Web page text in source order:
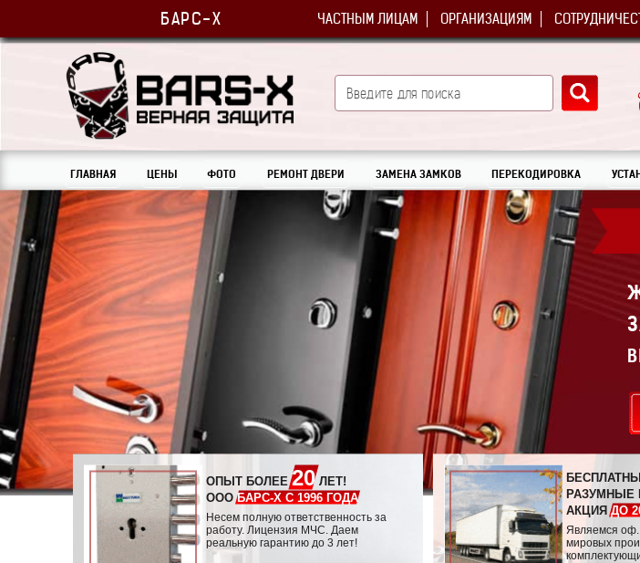
БАРС-Х ЧАСТНЫМ ЛИЦАМ ОРГАНИЗАЦИЯМ
ГЛАВНАЯ ЦЕНЫ ФОТО РЕМОНТ ДВЕРИ ЗАМЕНА ЗАМКОВ ПЕРЕКОДИРОВКА
ОПЫТ БОЛЕЕ20ЛЕТ!
ОООБАРС-Х С 1996 ГОДА
Несем полную ответственность за
работу. Лицензия МЧС. Даем
реальную гарантию до 3 лет!
РАЗУМНЫЕ
АКЦИЯДО
Являемся оф.
мировых